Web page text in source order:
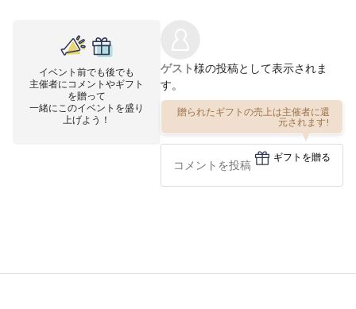
イベント前でも後でも
主催者にコメントやギフト
を贈って
一緒にこのイベントを盛り
上げよう！
ゲスト様の投稿として表示されま
す。
贈られたギフトの売上は主催者に還
元されます!
ギフトを贈る